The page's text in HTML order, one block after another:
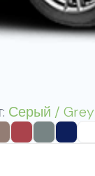
Серый / Grey